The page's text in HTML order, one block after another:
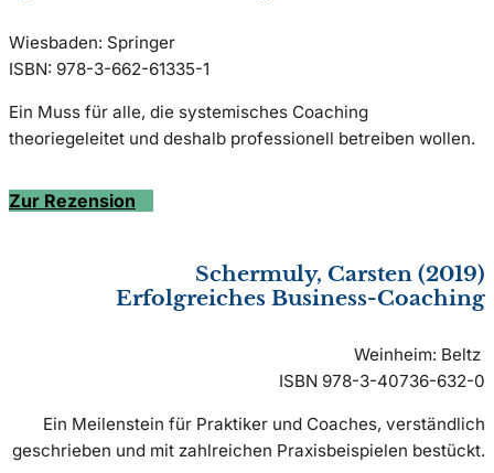
Wiesbaden: Springer
ISBN: 978-3-662-61335-1
Ein Muss für alle, die systemisches Coaching
theoriegeleitet und deshalb professionell betreiben wollen.
Zur Rezension
Schermuly, Carsten (2019)
Erfolgreiches Business-Coaching
Weinheim: Beltz
ISBN 978-3-40736-632-0
Ein Meilenstein für Praktiker und Coaches, verständlich
geschrieben und mit zahlreichen Praxisbeispielen bestückt.